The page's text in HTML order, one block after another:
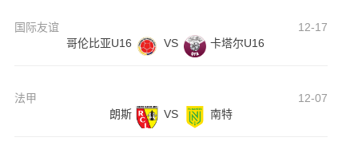
国际友谊
12-17
哥伦比亚U16
VS 卡塔尔U16
法甲
12-07
朗斯
VS 南特